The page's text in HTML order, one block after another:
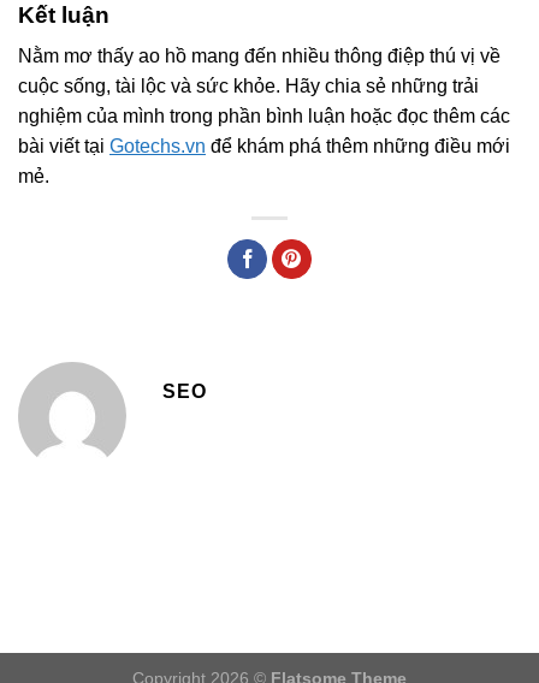
Kết luận
Nằm mơ thấy ao hồ mang đến nhiều thông điệp thú vị về
cuộc sống, tài lộc và sức khỏe. Hãy chia sẻ những trải
nghiệm của mình trong phần bình luận hoặc đọc thêm các
bài viết tại Gotechs.vn để khám phá thêm những điều mới
mẻ.
SEO
Copyright 2026 © Flatsome Theme